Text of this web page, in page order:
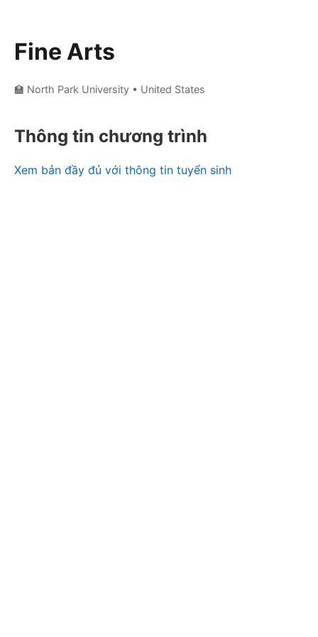
Fine Arts
🏫 North Park University • United States
Thông tin chương trình
Xem bản đầy đủ với thông tin tuyển sinh